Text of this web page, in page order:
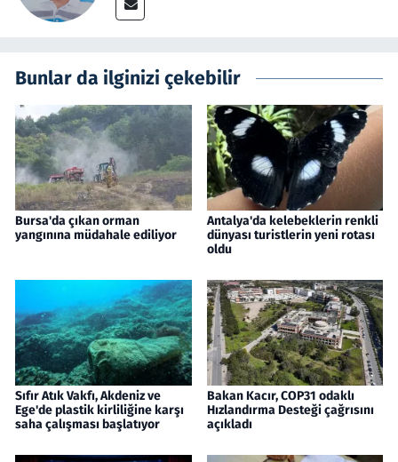
Bunlar da ilginizi çekebilir
Bursa'da çıkan orman
yangınına müdahale ediliyor
Antalya'da kelebeklerin renkli
dünyası turistlerin yeni rotası
oldu
Sıfır Atık Vakfı, Akdeniz ve
Ege'de plastik kirliliğine karşı
saha çalışması başlatıyor
Bakan Kacır, COP31 odaklı
Hızlandırma Desteği çağrısını
açıkladı